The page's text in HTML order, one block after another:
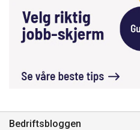
Bedriftsbloggen